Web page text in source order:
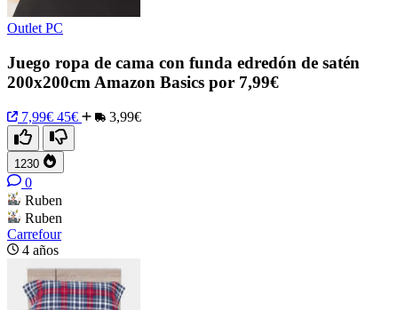
Outlet PC
Juego ropa de cama con funda edredón de satén
200x200cm Amazon Basics por 7,99€
7,99€ 45€ 3,99€
1230
0
Ruben
Ruben
Carrefour
4 años